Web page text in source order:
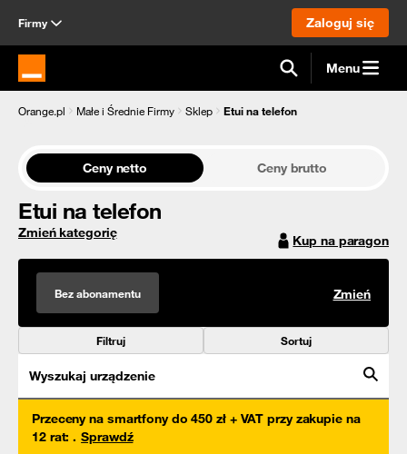
Firmy Zaloguj się
Strona główna Orange.pl Menu
Orange.pl Małe i Średnie Firmy Sklep Etui na telefon
Ceny netto Ceny brutto
Etui na telefon
Zmień kategorię Kup na paragon
Bez abonamentu Zmień
Filtruj Sortuj
Wyszukaj urządzenie
Przeceny na smartfony do 450 zł + VAT przy zakupie na
12 rat: . Sprawdź